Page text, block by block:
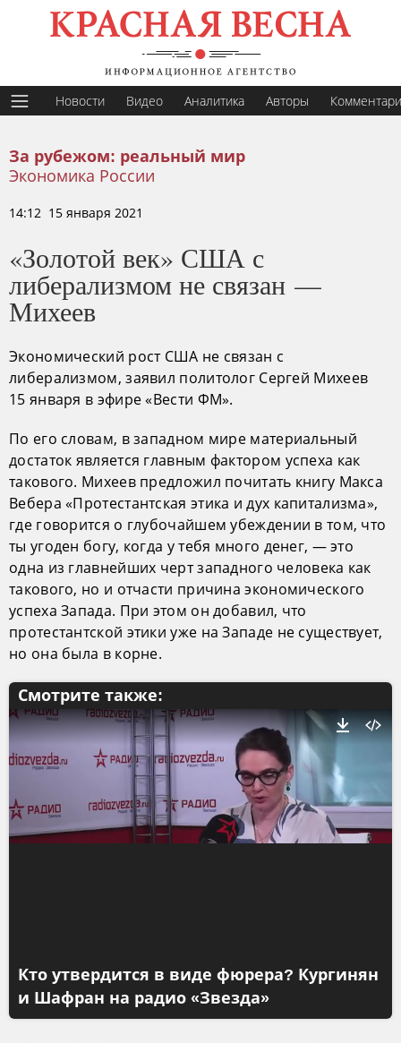
Новости Видео Аналитика Авторы
За рубежом: реальный мир
Экономика России
14:12 15 января 2021
«Золотой век» США с
либерализмом не связан —
Михеев
Экономический рост США не связан с
либерализмом, заявил политолог Сергей Михеев
15 января в эфире «Вести ФМ».
По его словам, в западном мире материальный
достаток является главным фактором успеха как
такового. Михеев предложил почитать книгу Макса
Вебера «Протестантская этика и дух капитализма»,
где говорится о глубочайшем убеждении в том, что
ты угоден богу, когда у тебя много денег, — это
одна из главнейших черт западного человека как
такового, но и отчасти причина экономического
успеха Запада. При этом он добавил, что
протестантской этики уже на Западе не существует,
но она была в корне.
Смотрите также:
Кто утвердится в виде фюрера? Кургинян
и Шафран на радио «Звезда»